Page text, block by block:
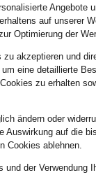
Angebote
auf unserer
Optimierung der
akzeptieren und
eine detaillierte
zu erhalten
ändern oder
auf die
Cookies ablehnen.
der Verwendung